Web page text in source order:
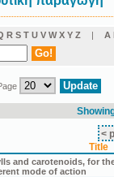
R S T U V W X Y Z | Α
<
Title
and carotenoids, for
mode of action